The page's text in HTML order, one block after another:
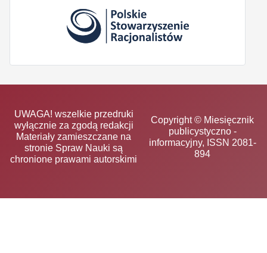
UWAGA! wszelkie przedruki
wyłącznie za zgodą redakcji
Materiały zamieszczane na
stronie Spraw Nauki są
chronione prawami autorskimi
Copyright © Miesięcznik
publicystyczno -
informacyjny, ISSN 2081-
894